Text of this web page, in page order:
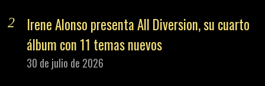
Irene Alonso presenta All Diversion, su cuarto
álbum con 11 temas nuevos
30 de julio de 2026